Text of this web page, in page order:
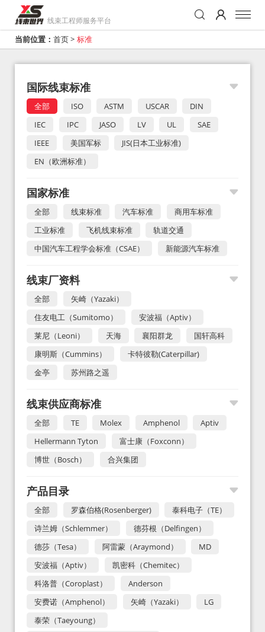
线束工程师服务平台
当前位置： 首页> 标准
国际线束标准
全部 ISO ASTM USCAR
DIN
IEC
IPC JASO LV UL
SAE
IEEE
美国军标
JIS(日本工业标准)
EN（欧洲标准）
国家标准
全部 线束标准 汽车标准
商用车标准
工业标准
飞机线束标准
轨道交通
中国汽车工程学会标准（CSAE）
新能源汽车标准
线束厂资料
全部
矢崎（Yazaki）
住友电工（Sumitomo）
安波福（Aptiv）
莱尼（Leoni）
天海 襄阳群龙
国轩高科
康明斯（Cummins）
卡特彼勒(Caterpillar)
金亭
苏州路之遥
线束供应商标准
全部 TE Molex Amphenol
Aptiv
Hellermann Tyton
富士康（Foxconn）
博世（Bosch）
合兴集团
产品目录
全部 罗森伯格(Rosenberger)
泰科电子（TE）
诗兰姆（Schlemmer）
德芬根（Delfingen）
德莎（Tesa）
阿雷蒙（Araymond）
MD
安波福（Aptiv）
凯密科（Chemitec）
科洛普（Coroplast）
Anderson
安费诺（Amphenol）
矢崎（Yazaki）
LG
泰荣（Taeyoung）